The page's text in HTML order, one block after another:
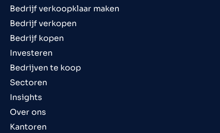
Bedrijf verkoopklaar maken
Bedrijf verkopen
Bedrijf kopen
Investeren
Bedrijven te koop
Sectoren
Insights
Over ons
Kantoren